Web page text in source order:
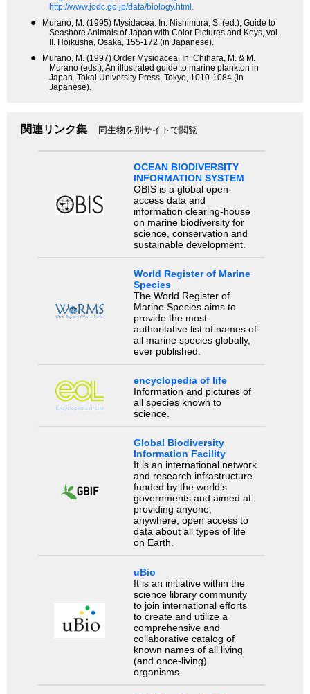
http://www.jodc.go.jp/data/biology.html.
●
Murano, M. (1995) Mysidacea. In: Nishimura, S. (ed.), Guide to
Seashore Animals of Japan with Color Pictures and Keys, vol.
II. Hoikusha, Osaka, 155-172 (in Japanese).
●
Murano, M. (1997) Order Mysidacea. In: Chihara, M. & M.
Murano (eds.), An illustrated guide to marine plankton in
Japan. Tokai University Press, Tokyo, 1010-1084 (in
Japanese).
関連リンク集 同生物を別サイトで閲覧
OCEAN BIODIVERSITY
INFORMATION SYSTEM
OBIS is a global open-
access data and
information clearing-house
on marine biodiversity for
science, conservation and
sustainable development.
World Register of Marine
Species
The World Register of
Marine Species aims to
provide the most
authoritative list of names of
all marine species globally,
ever published.
encyclopedia of life
Information and pictures of
all species known to
science.
Global Biodiversity
Information Facility
It is an international network
and research infrastructure
funded by the world’s
governments and aimed at
providing anyone,
anywhere, open access to
data about all types of life
on Earth.
uBio
It is an initiative within the
science library community
to join international efforts
to create and utilize a
comprehensive and
collaborative catalog of
known names of all living
(and once-living)
organisms.